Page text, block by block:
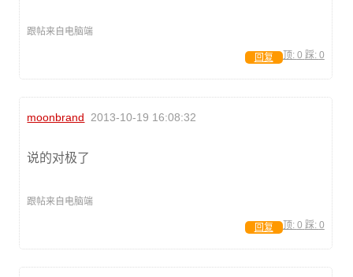
跟帖来自电脑端
顶: 0 踩: 0
回复
moonbrand 2013-10-19 16:08:32
说的对极了
跟帖来自电脑端
顶: 0 踩: 0
回复